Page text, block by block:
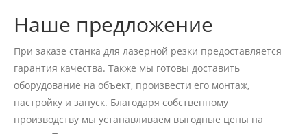
Наше предложение
При заказе станка для лазерной резки предоставляется
гарантия качества. Также мы готовы доставить
оборудование на объект, произвести его монтаж,
настройку и запуск. Благодаря собственному
производству мы устанавливаем выгодные цены на